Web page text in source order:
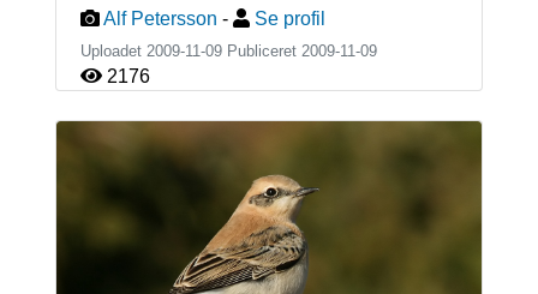
Alf Petersson - Se profil
Uploadet 2009-11-09 Publiceret 2009-11-09
2176